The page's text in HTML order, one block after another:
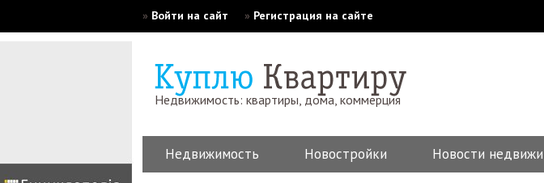
» Войти на сайт » Регистрация на сайте
Недвижимость: квартиры, дома, коммерция
Недвижимость Новостройки Новости